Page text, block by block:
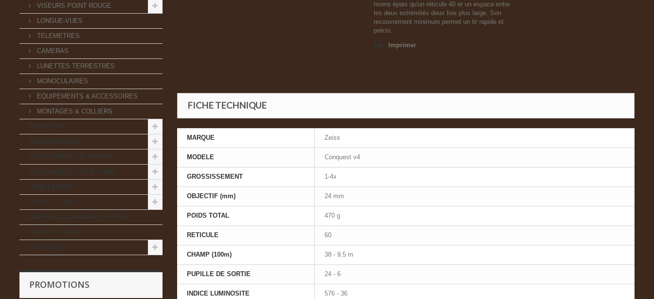
VISEURS POINT ROUGE
LONGUE-VUES
TELEMETRES
CAMERAS
LUNETTES TERRESTRES
MONOCULAIRES
EQUIPEMENTS & ACCESSOIRES
MONTAGES & COLLIERS
MUNITIONS
RECHARGEMENT
ACCESSOIRES DE CHASSE
ACCESSOIRES POUR CHIEN
HABILLEMENT
COUTELLERIE
COFFRES & ARMOIRES FORTES
LIVRES & VIDEO
ARTIFICES
PROMOTIONS
moins épais qu'un réticule 40 et un espace entre
les deux extrémités deux fois plus large. Son
recouvrement minimum permet un tir rapide et
précis.
Imprimer
FICHE TECHNIQUE
MARQUE Zeiss
MODELE Conquest v4
GROSSISSEMENT 1-4x
OBJECTIF (mm) 24 mm
POIDS TOTAL 470 g
RETICULE 60
CHAMP (100m) 38 - 9,5 m
PUPILLE DE SORTIE 24 - 6
INDICE LUMINOSITE 576 - 36